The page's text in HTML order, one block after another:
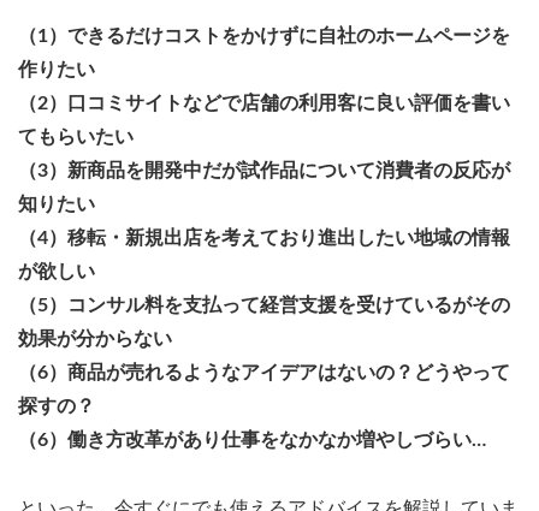
（1）できるだけコストをかけずに自社のホームページを
作りたい
（2）口コミサイトなどで店舗の利用客に良い評価を書い
てもらいたい
（3）新商品を開発中だが試作品について消費者の反応が
知りたい
（4）移転・新規出店を考えており進出したい地域の情報
が欲しい
（5）コンサル料を支払って経営支援を受けているがその
効果が分からない
（6）商品が売れるようなアイデアはないの？どうやって
探すの？
（6）働き方改革があり仕事をなかなか増やしづらい…